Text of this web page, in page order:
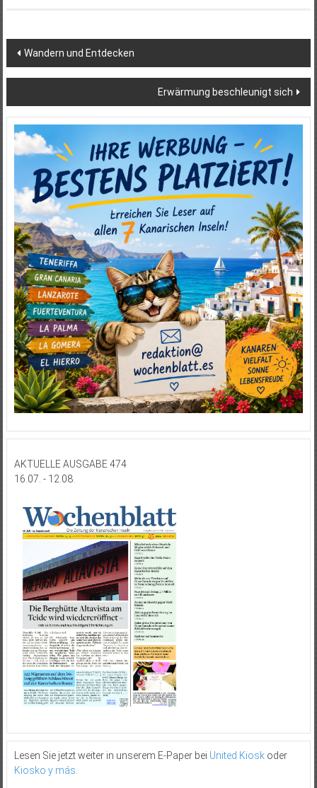
Beitragsnavigation
Wandern und Entdecken
Erwärmung beschleunigt sich
AKTUELLE AUSGABE 474
16.07. - 12.08.
Lesen Sie jetzt weiter in unserem E-Paper bei United Kioskoder
Kiosko y más